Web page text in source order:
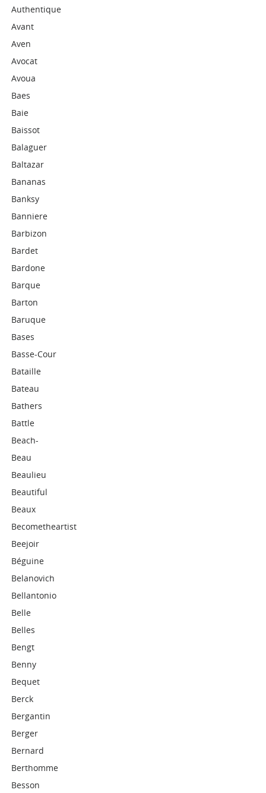
Authentique
Avant
Aven
Avocat
Avoua
Baes
Baie
Baissot
Balaguer
Baltazar
Bananas
Banksy
Banniere
Barbizon
Bardet
Bardone
Barque
Barton
Baruque
Bases
Basse-Cour
Bataille
Bateau
Bathers
Battle
Beach-
Beau
Beaulieu
Beautiful
Beaux
Becometheartist
Beejoir
Béguine
Belanovich
Bellantonio
Belle
Belles
Bengt
Benny
Bequet
Berck
Bergantin
Berger
Bernard
Berthomme
Besson